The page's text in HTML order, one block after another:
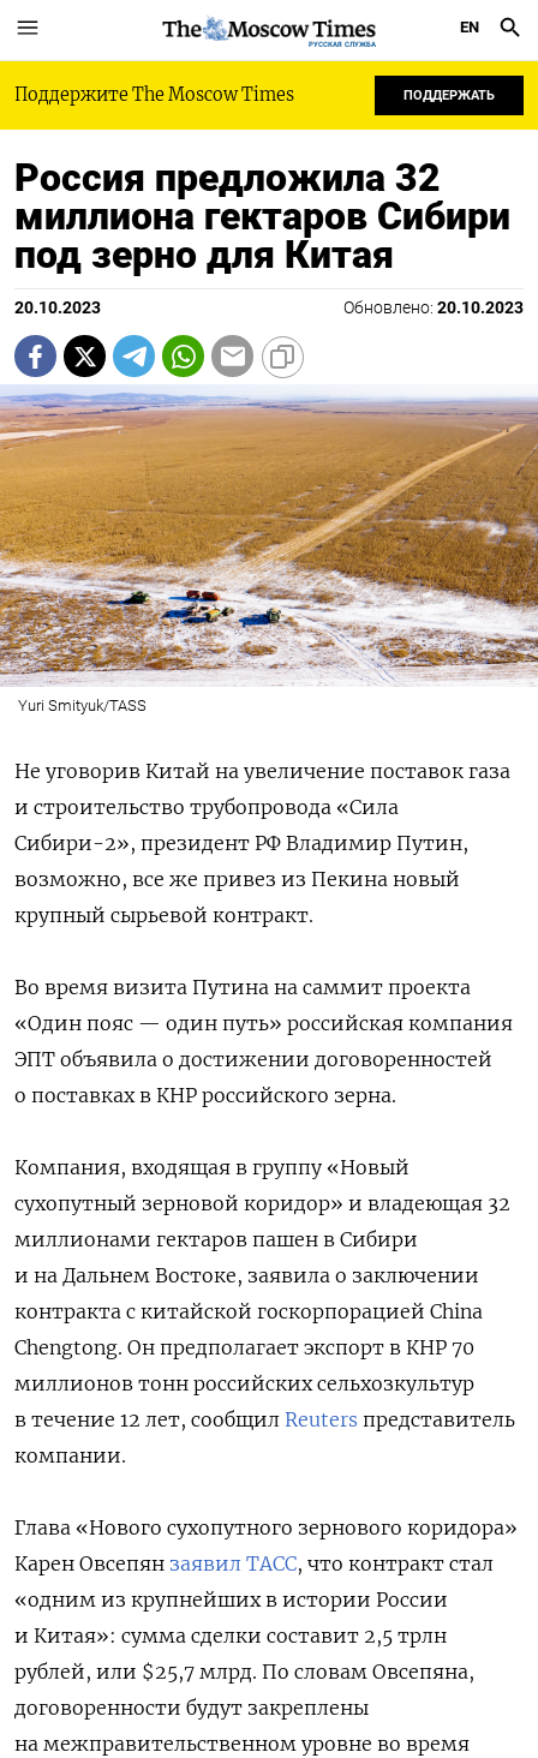
РУССКАЯ СЛУЖБА
EN
Поддержите The Moscow Times ПОДДЕРЖАТЬ
Россия предложила 32
миллиона гектаров Сибири
под зерно для Китая
20.10.2023 Обновлено: 20.10.2023
Yuri Smityuk/TASS
Не уговорив Китай на увеличение поставок газа
и строительство трубопровода «Сила
Сибири-2», президент РФ Владимир Путин,
возможно, все же привез из Пекина новый
крупный сырьевой контракт.
Во время визита Путина на саммит проекта
«Один пояс — один путь» российская компания
ЭПТ объявила о достижении договоренностей
о поставках в КНР российского зерна.
Компания, входящая в группу «Новый
сухопутный зерновой коридор» и владеющая 32
миллионами гектаров пашен в Сибири
и на Дальнем Востоке, заявила о заключении
контракта с китайской госкорпорацией China
Chengtong. Он предполагает экспорт в КНР 70
миллионов тонн российских сельхозкультур
в течение 12 лет, сообщил Reuters представитель
компании.
Глава «Нового сухопутного зернового коридора»
Карен Овсепян заявил ТАСС, что контракт стал
«одним из крупнейших в истории России
и Китая»: сумма сделки составит 2,5 трлн
рублей, или $25,7 млрд. По словам Овсепяна,
договоренности будут закреплены
на межправительственном уровне во время